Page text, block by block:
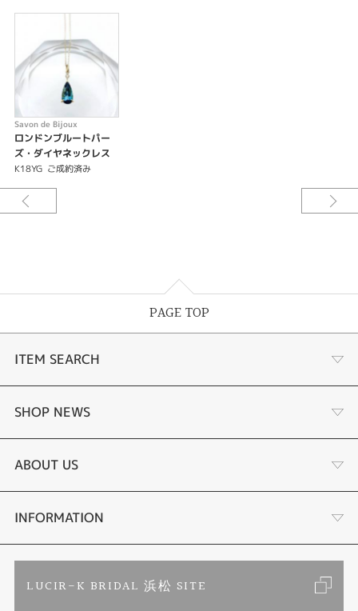
シーン
自分へのご褒美
紹介文
Savon de bijoux〈サボンドビジュ〉
た形ではなく、ひとつひとつの個性に合わせてデザインされ、1点1点職人の
手作りでお作りしています。
Savon de Bijoux
ロンドンブルートパー
ズ・ダイヤネックレス
K18YG ご成約済み
PAGE TOP
ITEM SEARCH
あこや真珠
黒蝶真珠
時計
色石
SHOP NEWS
個性溢れる色石の魅力
YouTube ルシルケイチャンネル
ブライダルリングサイト
ABOUT US
店舗情報・会社概要
INFORMATION
LUCIR-K BRIDAL 浜松 SITE